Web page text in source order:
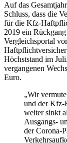
Auf das
Schluss, dass die
für die Kfz-
2019 ein
Vergleichsportal
Höchststand im
vergangenen
Euro.
„Wir
und der Kfz-
weiter sinkt
Ausgangs-
der Corona-